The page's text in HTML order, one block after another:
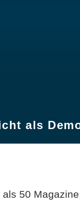
als
50